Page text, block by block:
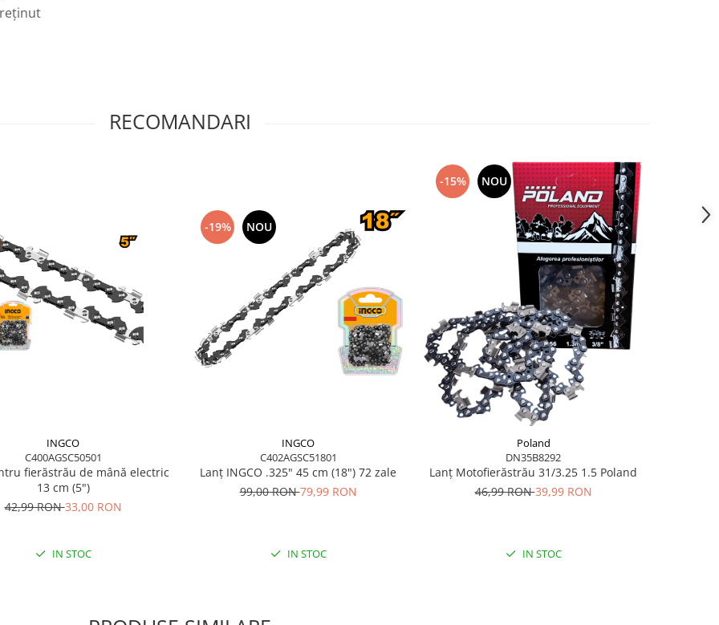
RECOMANDARI
INGCO
C400AGSC50501
fierăstrău de mână electric
13 cm (5")
42,99 RON33,00 RON
IN STOC
-19% NOU
INGCO
C402AGSC51801
Lanț INGCO .325" 45 cm (18") 72 zale
99,00 RON79,99 RON
IN STOC
-15% NOU
Poland
DN35B8292
Lanț Motofierăstrău 31/3.25 1.5 Poland
46,99 RON39,99 RON
IN STOC